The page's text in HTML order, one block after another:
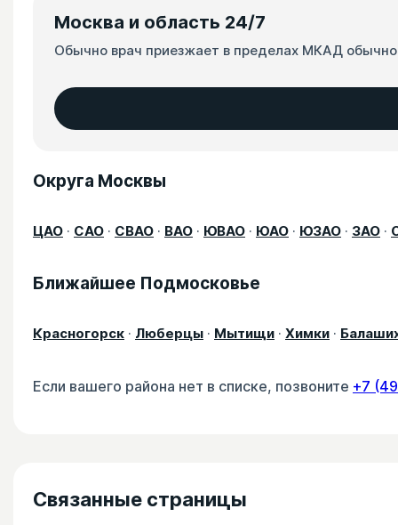
Москва и область 24/7
Обычно врач приезжает в пределах МКАД обычно
Округа Москвы
ЦАО · САО · СВАО · ВАО · ЮВАО · ЮАО · ЮЗАО · ЗАО ·
Ближайшее Подмосковье
Красногорск · Люберцы · Мытищи · Химки ·
Если вашего района нет в списке, позвоните +7
Связанные страницы